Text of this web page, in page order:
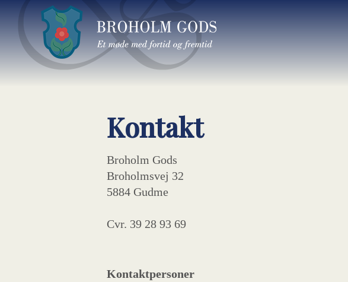
Kontakt
Broholm Gods
Broholmsvej 32
5884 Gudme
Cvr. 39 28 93 69
Kontaktpersoner